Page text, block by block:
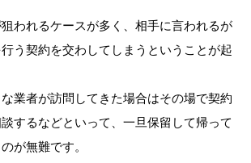
われるケースが多く、相手に言われるが
う契約を交わしてしまうということが起
業者が訪問してきた場合はその場で契約
するなどといって、一旦保留して帰って
が無難です。